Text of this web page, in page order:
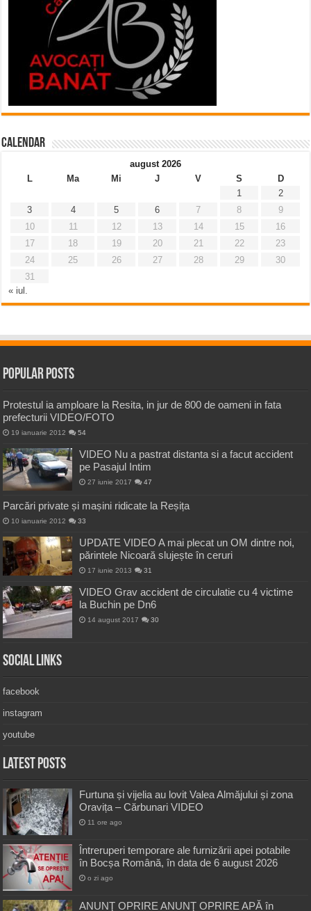
Calendar
august 2026
L
Ma Mi J V S
D
1
2
3
4 5 6 7 8
9
10
11 12 13 14 15
16
17
18 19 20 21 22
23
24
25 26 27 28 29
30
31
« iul.
Popular Posts
Protestul ia amploare la Resita, in jur de 800 de oameni in fata
prefecturii VIDEO/FOTO
19 ianuarie 2012 54
VIDEO Nu a pastrat distanta si a facut accident
pe Pasajul Intim
27 iunie 2017 47
Parcări private și mașini ridicate la Reșița
10 ianuarie 2012 33
UPDATE VIDEO A mai plecat un OM dintre noi,
părintele Nicoară slujește în ceruri
17 iunie 2013 31
VIDEO Grav accident de circulatie cu 4 victime
la Buchin pe Dn6
14 august 2017 30
Social Links
facebook
instagram
youtube
Latest Posts
Furtuna și vijelia au lovit Valea Almăjului și zona
Oravița – Cărbunari VIDEO
11 ore ago
Întreruperi temporare ale furnizării apei potabile
în Bocșa Română, în data de 6 august 2026
o zi ago
ANUNŢ OPRIRE ANUNŢ OPRIRE APĂ în